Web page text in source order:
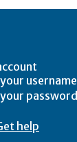
your username
your password
help